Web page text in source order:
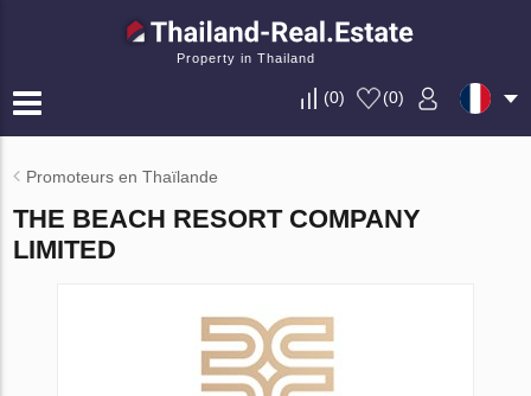
Property in Thailand
(0) (0)
Promoteurs en Thaïlande
THE BEACH RESORT COMPANY
LIMITED